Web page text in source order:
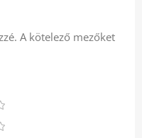
A kötelező mezőket